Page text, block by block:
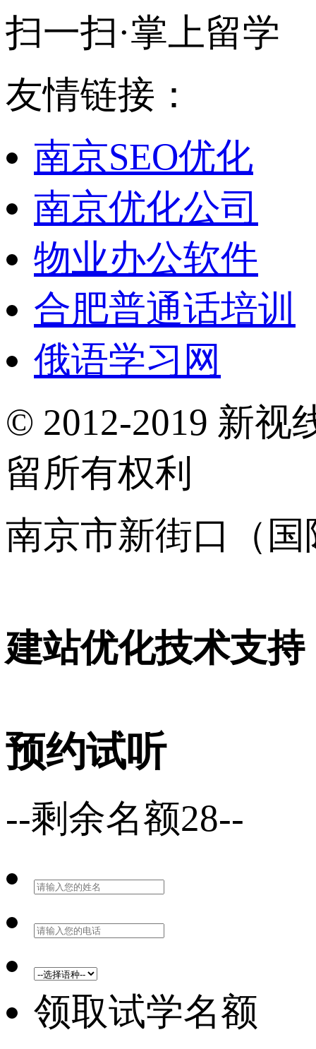
扫一扫·掌上留学
友情链接：
南京SEO优化
南京优化公司
物业办公软件
合肥普通话培训
俄语学习网
© 2012-2019 新视
留所有权利
南京市新街口（
建站优化技术支持
预约试听
--剩余名额28--
领取试学名额